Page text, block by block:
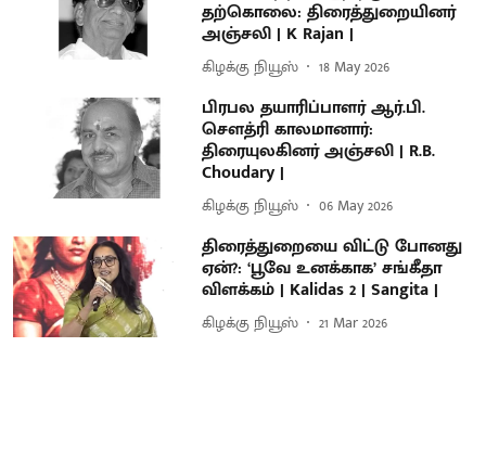
தற்கொலை: திரைத்துறையினர்
அஞ்சலி | K Rajan |
கிழக்கு நியூஸ் 18 May 2026
பிரபல தயாரிப்பாளர் ஆர்.பி.
சௌத்ரி காலமானார்:
திரையுலகினர் அஞ்சலி | R.B.
Choudary |
கிழக்கு நியூஸ் 06 May 2026
திரைத்துறையை விட்டு போனது
ஏன்?: ‘பூவே உனக்காக’ சங்கீதா
விளக்கம் | Kalidas 2 | Sangita |
கிழக்கு நியூஸ் 21 Mar 2026